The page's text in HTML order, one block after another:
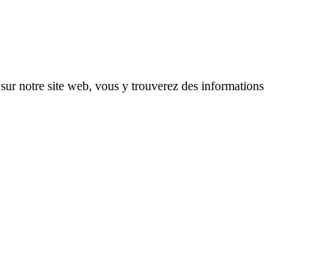
sur notre site web, vous y trouverez des informations